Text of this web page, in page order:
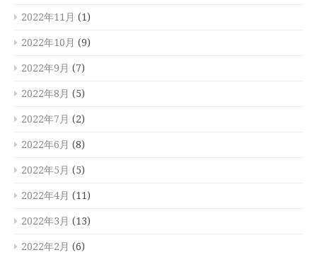
2022年11月 (1)
2022年10月 (9)
2022年9月 (7)
2022年8月 (5)
2022年7月 (2)
2022年6月 (8)
2022年5月 (5)
2022年4月 (11)
2022年3月 (13)
2022年2月 (6)